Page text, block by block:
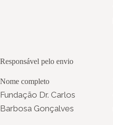
Responsável pelo envio
Nome completo
Fundação Dr. Carlos
Barbosa Gonçalves